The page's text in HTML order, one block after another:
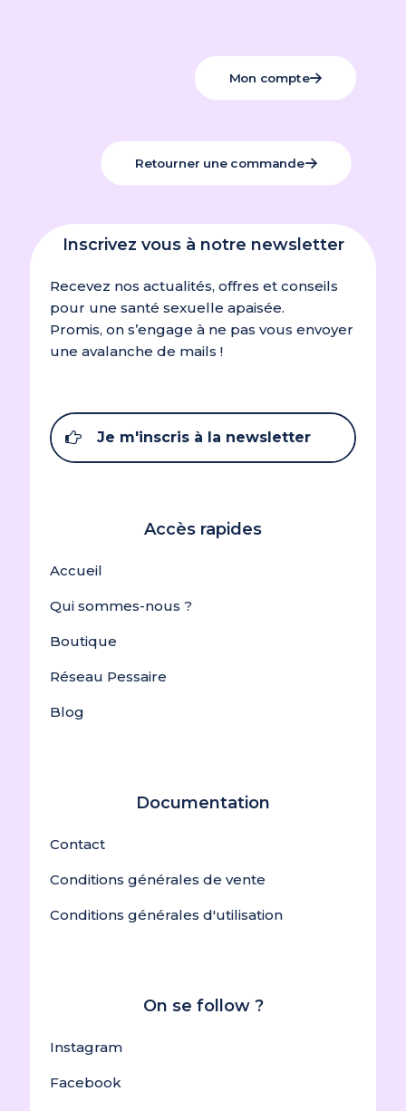
Mon compte
Retourner une commande
Inscrivez vous à notre newsletter
Recevez nos actualités, offres et conseils
pour une santé sexuelle apaisée.
Promis, on s’engage à ne pas vous envoyer
une avalanche de mails !
Je m'inscris à la newsletter
Accès rapides
Accueil
Qui sommes-nous ?
Boutique
Réseau Pessaire
Blog
Documentation
Contact
Conditions générales de vente
Conditions générales d'utilisation
On se follow ?
Instagram
Facebook